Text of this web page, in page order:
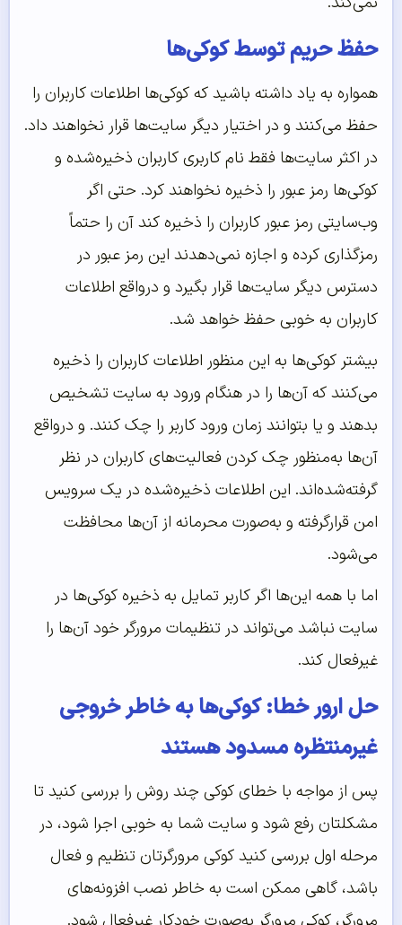
حفظ حریم توسط کوکی‌ها
همواره به یاد داشته باشید که کوکی‌ها اطلاعات کاربران را
حفظ می‌کنند و در اختیار دیگر سایت‌ها قرار نخواهند داد.
در اکثر سایت‌ها فقط نام کاربری کاربران ذخیره‌شده و
کوکی‌ها رمز عبور را ذخیره نخواهند کرد. حتی اگر
وب‌سایتی رمز عبور کاربران را ذخیره کند آن را حتماً
رمزگذاری کرده و اجازه نمی‌دهدند این رمز عبور در
دسترس دیگر سایت‌ها قرار بگیرد و درواقع اطلاعات
کاربران به خوبی حفظ خواهد شد.
بیشتر کوکی‌ها به این منظور اطلاعات کاربران را ذخیره
می‌کنند که آن‌ها را در هنگام ورود به سایت تشخیص
بدهند و یا بتوانند زمان ورود کاربر را چک کنند. و درواقع
آن‌ها به‌منظور چک کردن فعالیت‌های کاربران در نظر
گرفته‌شده‌اند. این اطلاعات ذخیره‌شده در یک سرویس
امن قرارگرفته و به‌صورت محرمانه از آن‌ها محافظت
می‌شود.
اما با همه این‌ها اگر کاربر تمایل به ذخیره کوکی‌ها در
سایت نباشد می‌تواند در تنظیمات مرورگر خود آن‌ها را
غیرفعال کند.
حل ارور خطا: کوکی‌ها به خاطر خروجی
غیرمنتظره مسدود هستند
پس از مواجه با خطای کوکی چند روش را بررسی کنید تا
مشکلتان رفع شود و سایت شما به خوبی اجرا شود، در
مرحله اول بررسی کنید کوکی مرورگرتان تنظیم و فعال
باشد، گاهی ممکن است به خاطر نصب افزونه‌های